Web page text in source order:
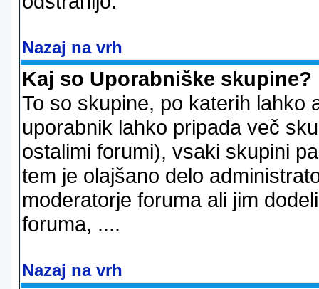
Nazaj na vrh
Kaj so Uporabniške skupine?
To so skupine, po katerih lahko
uporabnik lahko pripada več
ostalimi forumi), vsaki skupini
tem je olajšano delo
moderatorje foruma ali jim
foruma, ....
Nazaj na vrh